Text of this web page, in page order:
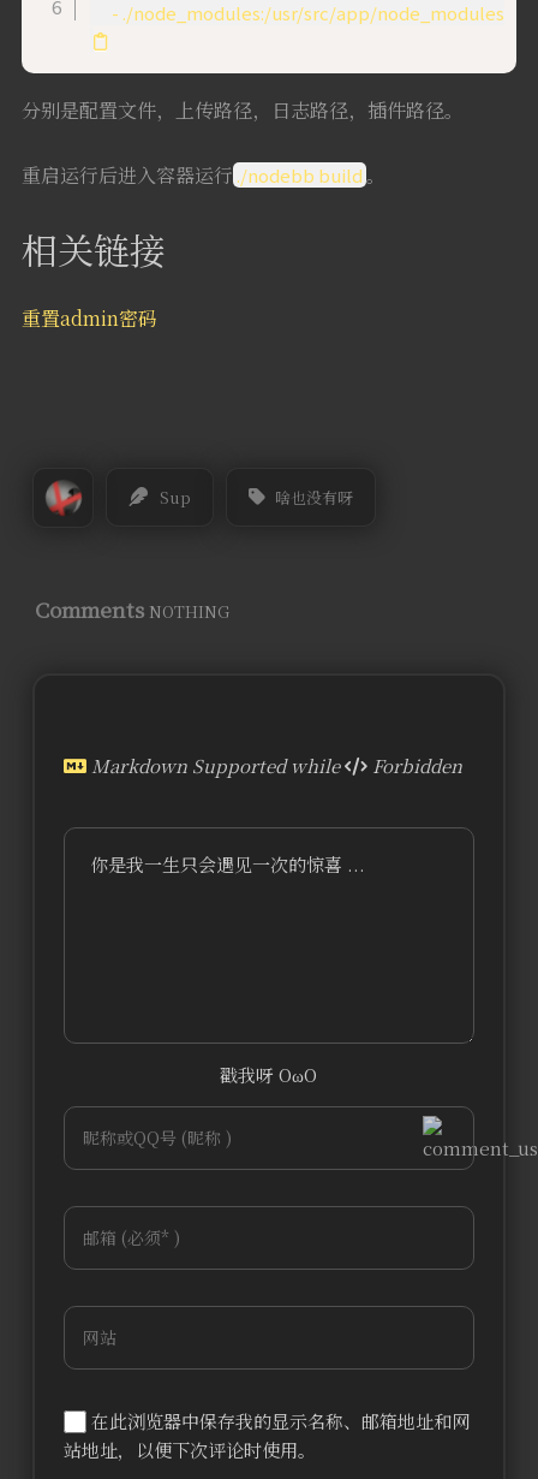
分别是配置文件，上传路径，日志路径，插件路径。
重启运行后进入容器运行 ./nodebb build。
相关链接
重置admin密码
Sup 啥也没有呀
Comments NOTHING
Markdown Supported while Forbidden
你是我一生只会遇见一次的惊喜 ...
戳我呀 OωO
(=・ω・=)
在此浏览器中保存我的显示名称、邮箱地址和网
站地址，以便下次评论时使用。